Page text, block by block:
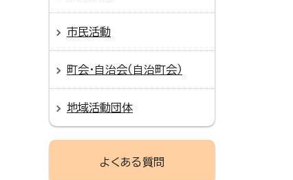
市民活動
町会・自治会（自治町会）
地域活動団体
よくある質問